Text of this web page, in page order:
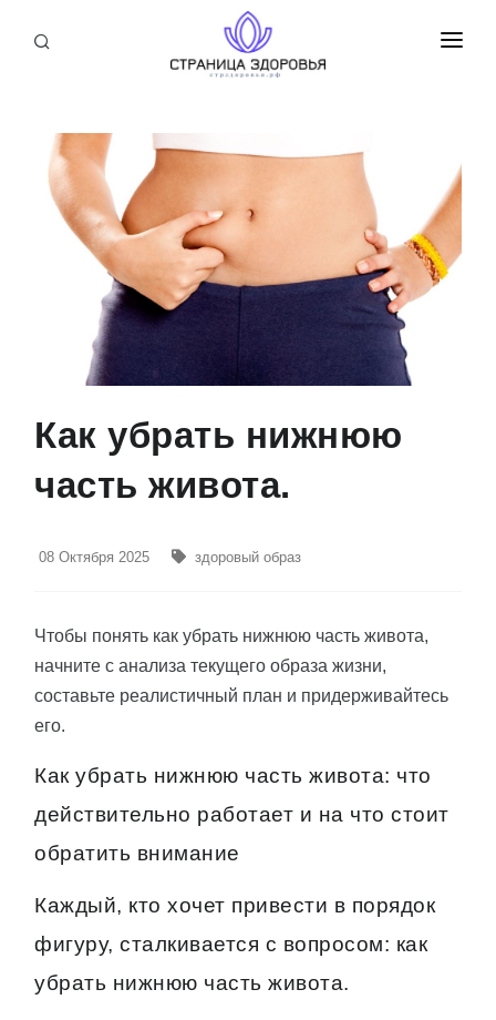
СТАТЬИ
БЛОГ
НОВОСТИ
Как убрать нижнюю
часть живота.
08 Октября 2025 здоровый образ
Чтобы понять как убрать нижнюю часть живота,
начните с анализа текущего образа жизни,
составьте реалистичный план и придерживайтесь
его.
Как убрать нижнюю часть живота: что
действительно работает и на что стоит
обратить внимание
Каждый, кто хочет привести в порядок
фигуру, сталкивается с вопросом: как
убрать нижнюю часть живота.